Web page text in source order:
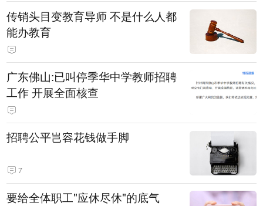
传销头目变教育导师 不是什么人都
能办教育
广东佛山:已叫停季华中学教师招聘
工作 开展全面核查
招聘公平岂容花钱做手脚
7
要给全体职工"应休尽休"的底气